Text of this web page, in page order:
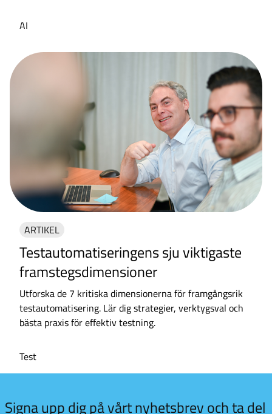
AI
ARTIKEL
Testautomatiseringens sju viktigaste
framstegsdimensioner
Utforska de 7 kritiska dimensionerna för framgångsrik
testautomatisering. Lär dig strategier, verktygsval och
bästa praxis för effektiv testning.
Test
Signa upp dig på vårt nyhetsbrev och ta del
kul